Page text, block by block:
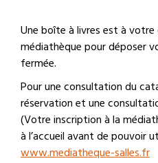
Une boîte à livres est à votre
médiathèque pour déposer
fermée.
Pour une consultation du
réservation et une
(Votre inscription à la
à l’accueil avant de pouvoir
www.mediatheque-salles.fr